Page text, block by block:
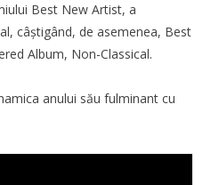
Best New Artist, a
câștigând, de asemenea, Best
Album, Non-Classical.
anului său fulminant cu